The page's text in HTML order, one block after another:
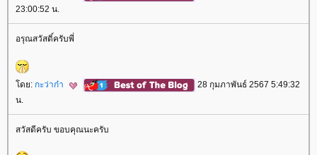
23:00:52 น.
อรุณสวัสดิ์ครับพี่
ดย: กะว่าก๋า
28 กุมภาพันธ์ 2567 5:49:32
น.
สวัสดีครับ ขอบคุณนะครับ